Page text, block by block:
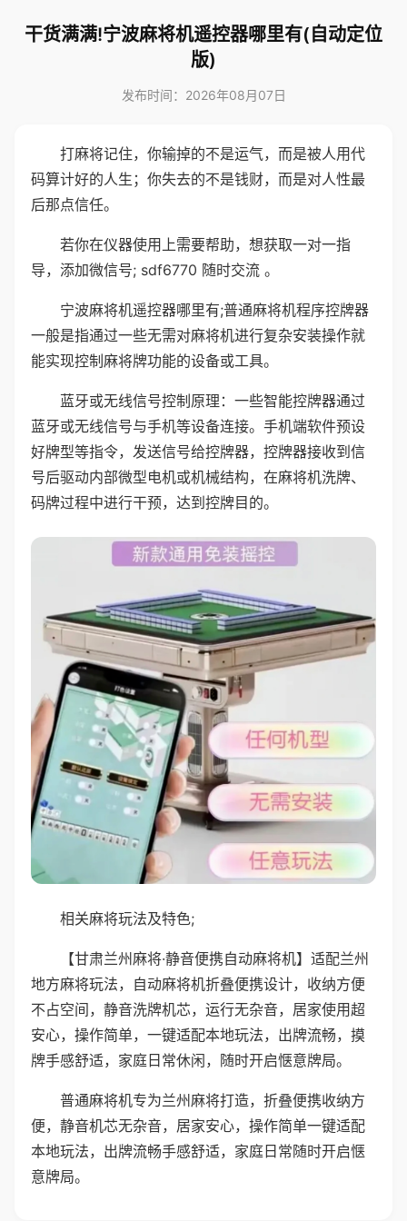
干货满满!宁波麻将机遥控器哪里有(自动定位
版)
发布时间：2026年08月07日
打麻将记住，你输掉的不是运气，而是被人用代
码算计好的人生；你失去的不是钱财，而是对人性最
后那点信任。
若你在仪器使用上需要帮助，想获取一对一指
导，添加微信号; sdf6770 随时交流 。
宁波麻将机遥控器哪里有;普通麻将机程序控牌器
一般是指通过一些无需对麻将机进行复杂安装操作就
能实现控制麻将牌功能的设备或工具。
蓝牙或无线信号控制原理：一些智能控牌器通过
蓝牙或无线信号与手机等设备连接。手机端软件预设
好牌型等指令，发送信号给控牌器，控牌器接收到信
号后驱动内部微型电机或机械结构，在麻将机洗牌、
码牌过程中进行干预，达到控牌目的。
相关麻将玩法及特色;
【甘肃兰州麻将·静音便携自动麻将机】适配兰州
地方麻将玩法，自动麻将机折叠便携设计，收纳方便
不占空间，静音洗牌机芯，运行无杂音，居家使用超
安心，操作简单，一键适配本地玩法，出牌流畅，摸
牌手感舒适，家庭日常休闲，随时开启惬意牌局。
普通麻将机专为兰州麻将打造，折叠便携收纳方
便，静音机芯无杂音，居家安心，操作简单一键适配
本地玩法，出牌流畅手感舒适，家庭日常随时开启惬
意牌局。